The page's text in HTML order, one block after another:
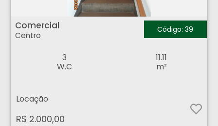
Comercial - Centro - Ribeirão Preto
Comercial
Centro
Código: 39
3
W.C
11.11
m²
Locação
R$ 2.000,00